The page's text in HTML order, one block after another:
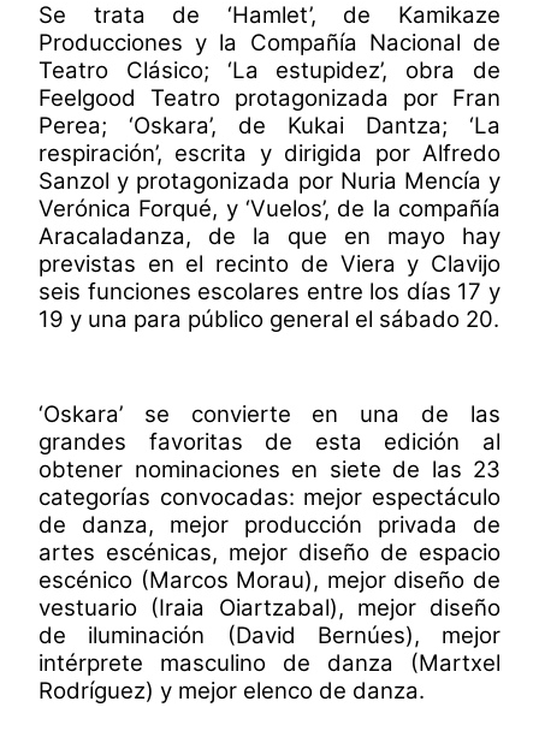
Se trata de ‘Hamlet’, de Kamikaze
Producciones y la Compañía Nacional de
Teatro Clásico; ‘La estupidez’, obra de
Feelgood Teatro protagonizada por Fran
Perea; ‘Oskara’, de Kukai Dantza; ‘La
respiración’, escrita y dirigida por Alfredo
Sanzol y protagonizada por Nuria Mencía y
Verónica Forqué, y ‘Vuelos’, de la compañía
Aracaladanza, de la que en mayo hay
previstas en el recinto de Viera y Clavijo
seis funciones escolares entre los días 17 y
19 y una para público general el sábado 20.
‘Oskara’ se convierte en una de las
grandes favoritas de esta edición al
obtener nominaciones en siete de las 23
categorías convocadas: mejor espectáculo
de danza, mejor producción privada de
artes escénicas, mejor diseño de espacio
escénico (Marcos Morau), mejor diseño de
vestuario (Iraia Oiartzabal), mejor diseño
de iluminación (David Bernúes), mejor
intérprete masculino de danza (Martxel
Rodríguez) y mejor elenco de danza.